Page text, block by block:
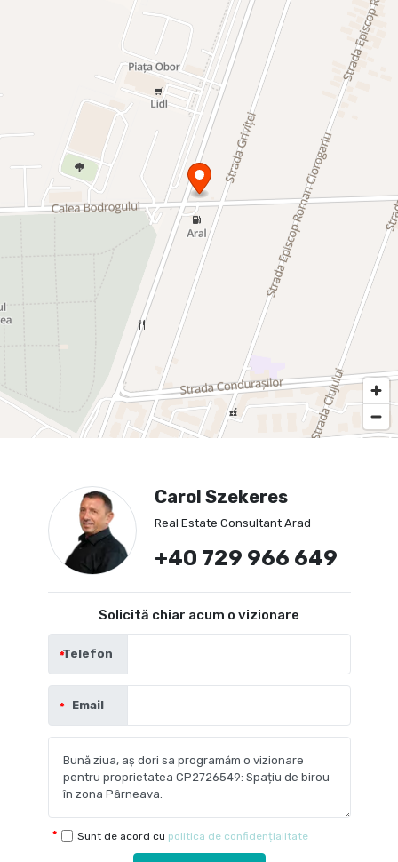
Carol Szekeres
Real Estate Consultant Arad
+40 729 966 649
Solicită chiar acum o vizionare
Telefon
Email
Sunt de acord cu politica de confidențialitate